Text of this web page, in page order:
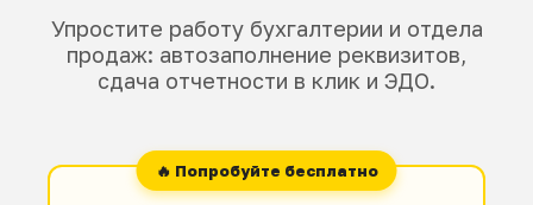
Упростите работу бухгалтерии и отдела
продаж: автозаполнение реквизитов,
сдача отчетности в клик и ЭДО.